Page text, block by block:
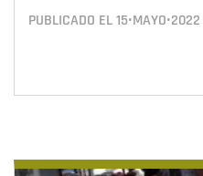
PUBLICADO EL15•MAYO•2022